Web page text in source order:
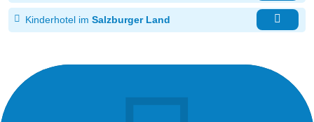
Kinderhotel im Salzburger Land